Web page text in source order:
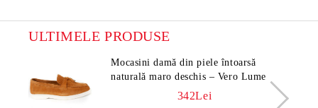
ULTIMELE PRODUSE
Mocasini damă din piele întoarsă
naturală maro deschis – Vero Lume
342Lei